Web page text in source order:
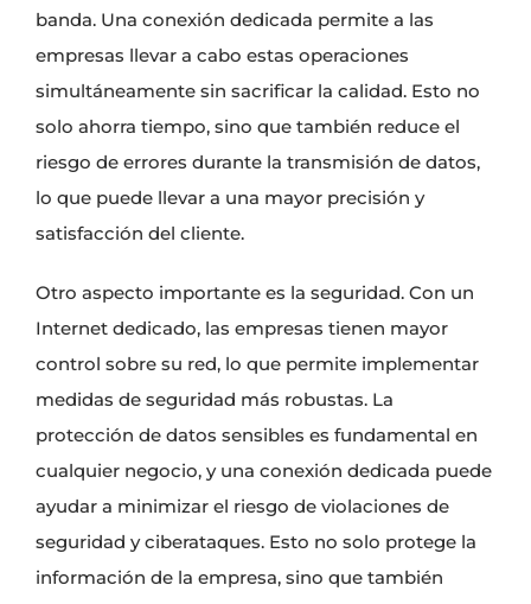
banda. Una conexión dedicada permite a las
empresas llevar a cabo estas operaciones
simultáneamente sin sacrificar la calidad. Esto no
solo ahorra tiempo, sino que también reduce el
riesgo de errores durante la transmisión de datos,
lo que puede llevar a una mayor precisión y
satisfacción del cliente.
Otro aspecto importante es la seguridad. Con un
Internet dedicado, las empresas tienen mayor
control sobre su red, lo que permite implementar
medidas de seguridad más robustas. La
protección de datos sensibles es fundamental en
cualquier negocio, y una conexión dedicada puede
ayudar a minimizar el riesgo de violaciones de
seguridad y ciberataques. Esto no solo protege la
información de la empresa, sino que también